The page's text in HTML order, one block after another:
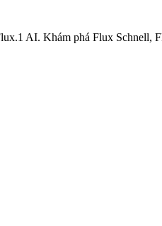
AI. Khám phá Flux Schnell,